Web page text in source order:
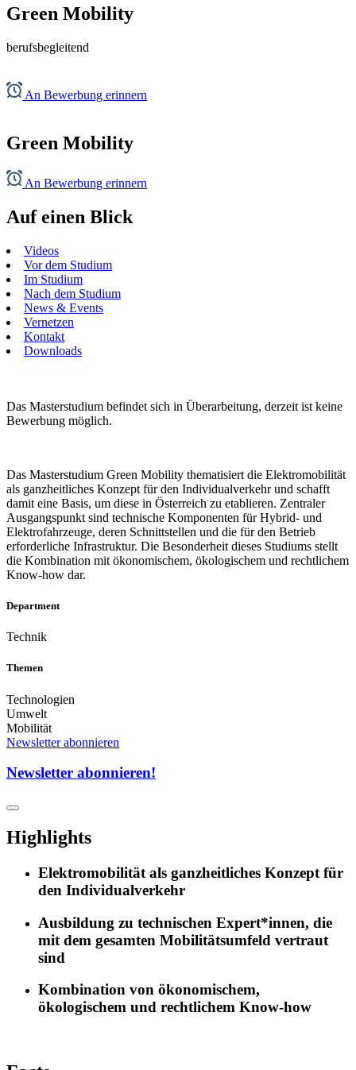
Green Mobility
berufsbegleitend
An Bewerbung erinnern
Green Mobility
An Bewerbung erinnern
Auf einen Blick
Videos
Vor dem Studium
Im Studium
Nach dem Studium
News & Events
Vernetzen
Kontakt
Downloads
Das Masterstudium befindet sich in Überarbeitung, derzeit ist keine
Bewerbung möglich.
Das Masterstudium Green Mobility thematisiert die Elektromobilität
als ganzheitliches Konzept für den Individualverkehr und schafft
damit eine Basis, um diese in Österreich zu etablieren. Zentraler
Ausgangspunkt sind technische Komponenten für Hybrid- und
Elektrofahrzeuge, deren Schnittstellen und die für den Betrieb
erforderliche Infrastruktur. Die Besonderheit dieses Studiums stellt
die Kombination mit ökonomischem, ökologischem und rechtlichem
Know-how dar.
Department
Technik
Themen
Technologien
Umwelt
Mobilität
Newsletter abonnieren
Newsletter abonnieren!
Highlights
Elektromobilität als ganzheitliches Konzept für
den Individualverkehr
Ausbildung zu technischen Expert*innen, die
mit dem gesamten Mobilitätsumfeld vertraut
sind
Kombination von ökonomischem,
ökologischem und rechtlichem Know-how